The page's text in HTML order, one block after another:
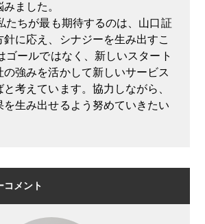
ました。
たちが最も期待するのは、山口証
に応え、シナジーを生み出すこ
ゴールではなく、新しいスタート
の強みを活かして新しいサービス
考えています。協力しながら、
を生み出せるよう努めていきたい
コメント